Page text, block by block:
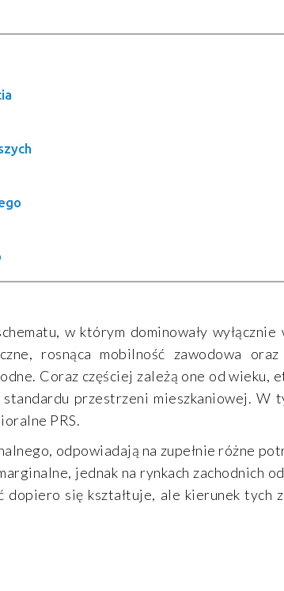
w którym dominowały wyłącznie
rosnąca mobilność zawodowa
Coraz częściej zależą one od wieku,
przestrzeni mieszkaniowej. W
PRS.
odpowiadają na zupełnie różne
jednak na rynkach zachodnich
się kształtuje, ale kierunek tych